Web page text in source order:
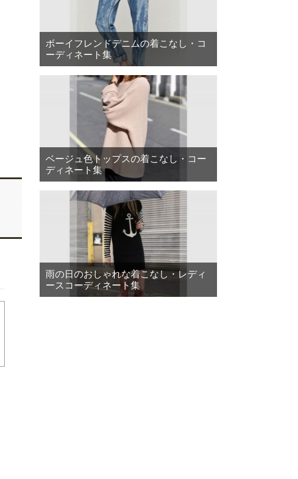
ボーイフレンドデニムの着こなし・コ
ーディネート集
ベージュ色トップスの着こなし・コー
ディネート集
雨の日のおしゃれな着こなし・レディ
ースコーディネート集